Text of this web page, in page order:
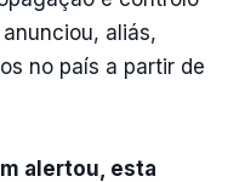
aliás,
no país a partir de
alertou, esta